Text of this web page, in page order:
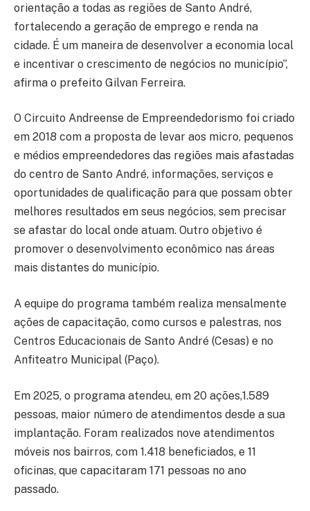
orientação a todas as regiões de Santo André,
fortalecendo a geração de emprego e renda na
cidade. É um maneira de desenvolver a economia local
e incentivar o crescimento de negócios no município”,
afirma o prefeito Gilvan Ferreira.
O Circuito Andreense de Empreendedorismo foi criado
em 2018 com a proposta de levar aos micro, pequenos
e médios empreendedores das regiões mais afastadas
do centro de Santo André, informações, serviços e
oportunidades de qualificação para que possam obter
melhores resultados em seus negócios, sem precisar
se afastar do local onde atuam. Outro objetivo é
promover o desenvolvimento econômico nas áreas
mais distantes do município.
A equipe do programa também realiza mensalmente
ações de capacitação, como cursos e palestras, nos
Centros Educacionais de Santo André (Cesas) e no
Anfiteatro Municipal (Paço).
Em 2025, o programa atendeu, em 20 ações,1.589
pessoas, maior número de atendimentos desde a sua
implantação. Foram realizados nove atendimentos
móveis nos bairros, com 1.418 beneficiados, e 11
oficinas, que capacitaram 171 pessoas no ano
passado.